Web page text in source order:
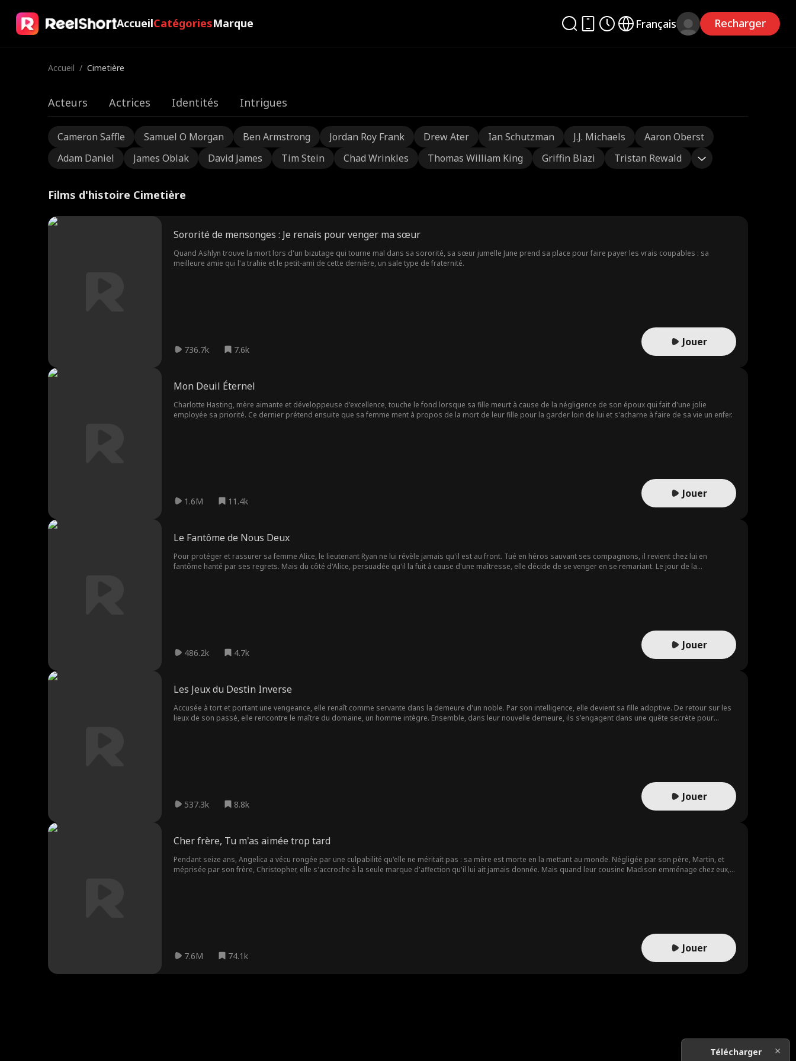
AccueilCatégoriesMarque Français Recharger
Accueil / Cimetière
Acteurs Actrices Identités Intrigues
Cameron Saffle Samuel O Morgan Ben Armstrong Jordan Roy Frank Drew Ater Ian Schutzman J.J. Michaels
Aaron Oberst
Adam Daniel
James Oblak David James Tim Stein Chad Wrinkles Thomas William King Griffin Blazi Tristan Rewald
Films d'histoire Cimetière
Sororité de mensonges : Je renais pour venger ma sœur
Quand Ashlyn trouve la mort lors d'un bizutage qui tourne mal dans sa sororité, sa sœur jumelle June prend sa place pour faire payer les vrais coupables : sa
meilleure amie qui l'a trahie et le petit-ami de cette dernière, un sale type de fraternité.
736.7k 7.6k
Jouer
Mon Deuil Éternel
Charlotte Hasting, mère aimante et développeuse d'excellence, touche le fond lorsque sa fille meurt à cause de la négligence de son époux qui fait d'une jolie
employée sa priorité. Ce dernier prétend ensuite que sa femme ment à propos de la mort de leur fille pour la garder loin de lui et s'acharne à faire de sa vie un enfer.
1.6M 11.4k
Jouer
Le Fantôme de Nous Deux
Pour protéger et rassurer sa femme Alice, le lieutenant Ryan ne lui révèle jamais qu'il est au front. Tué en héros sauvant ses compagnons, il revient chez lui en
fantôme hanté par ses regrets. Mais du côté d'Alice, persuadée qu'il la fuit à cause d'une maîtresse, elle décide de se venger en se remariant. Le jour de la
486.2k 4.7k
Jouer
Les Jeux du Destin Inverse
Accusée à tort et portant une vengeance, elle renaît comme servante dans la demeure d'un noble. Par son intelligence, elle devient sa fille adoptive. De retour sur les
lieux de son passé, elle rencontre le maître du domaine, un homme intègre. Ensemble, dans leur nouvelle demeure, ils s'engagent dans une quête secrète pour
537.3k 8.8k
Jouer
Cher frère, Tu m'as aimée trop tard
Pendant seize ans, Angelica a vécu rongée par une culpabilité qu'elle ne méritait pas : sa mère est morte en la mettant au monde. Négligée par son père, Martin, et
méprisée par son frère, Christopher, elle s'accroche à la seule marque d'affection qu'il lui ait jamais donnée. Mais quand leur cousine Madison emménage chez eux,
7.6M 74.1k
Jouer
Télécharger